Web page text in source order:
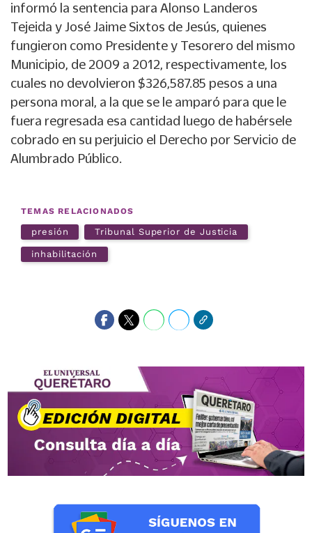
informó la sentencia para Alonso Landeros
Tejeida y José Jaime Sixtos de Jesús, quienes
fungieron como Presidente y Tesorero del mismo
Municipio, de 2009 a 2012, respectivamente, los
cuales no devolvieron $326,587.85 pesos a una
persona moral, a la que se le amparó para que le
fuera regresada esa cantidad luego de habérsele
cobrado en su perjuicio el Derecho por Servicio de
Alumbrado Público.
TEMAS RELACIONADOS
presión Tribunal Superior de Justicia
inhabilitación